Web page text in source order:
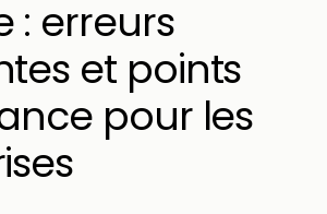
: erreurs
et points
pour les